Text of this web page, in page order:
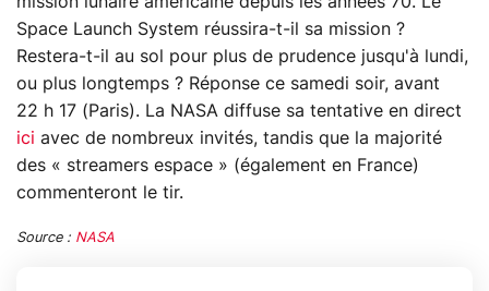
Space Launch System réussira-t-il sa mission ?
Restera-t-il au sol pour plus de prudence jusqu'à lundi,
ou plus longtemps ? Réponse ce samedi soir, avant
22 h 17 (Paris). La NASA diffuse sa tentative en direct
ici avec de nombreux invités, tandis que la majorité
des « streamers espace » (également en France)
commenteront le tir.
Source : NASA